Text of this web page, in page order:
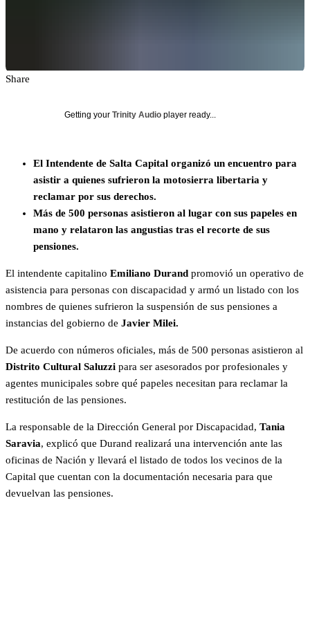
Share
Getting your Trinity Audio player ready...
El Intendente de Salta Capital organizó un encuentro para
asistir a quienes sufrieron la motosierra libertaria y
reclamar por sus derechos.
Más de 500 personas asistieron al lugar con sus papeles en
mano y relataron las angustias tras el recorte de sus
pensiones.
El intendente capitalino Emiliano Durand promovió un operativo de
asistencia para personas con discapacidad y armó un listado con los
nombres de quienes sufrieron la suspensión de sus pensiones a
instancias del gobierno de Javier Milei.
De acuerdo con números oficiales, más de 500 personas asistieron al
Distrito Cultural Saluzzi para ser asesorados por profesionales y
agentes municipales sobre qué papeles necesitan para reclamar la
restitución de las pensiones.
La responsable de la Dirección General por Discapacidad, Tania
Saravia, explicó que Durand realizará una intervención ante las
oficinas de Nación y llevará el listado de todos los vecinos de la
Capital que cuentan con la documentación necesaria para que
devuelvan las pensiones.